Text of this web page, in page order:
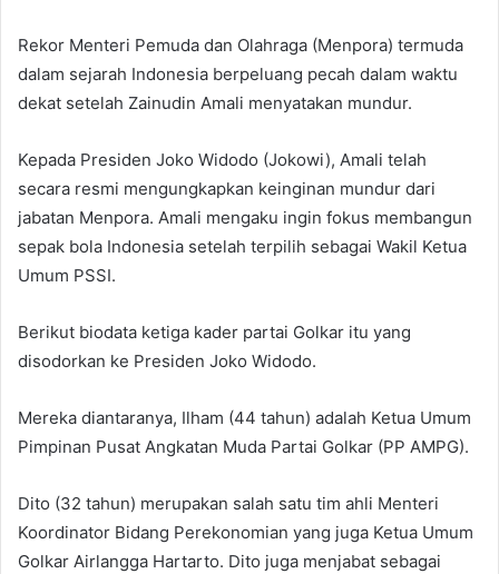
Rekor Menteri Pemuda dan Olahraga (Menpora) termuda
dalam sejarah Indonesia berpeluang pecah dalam waktu
dekat setelah Zainudin Amali menyatakan mundur.
Kepada Presiden Joko Widodo (Jokowi), Amali telah
secara resmi mengungkapkan keinginan mundur dari
jabatan Menpora. Amali mengaku ingin fokus membangun
sepak bola Indonesia setelah terpilih sebagai Wakil Ketua
Umum PSSI.
Berikut biodata ketiga kader partai Golkar itu yang
disodorkan ke Presiden Joko Widodo.
Mereka diantaranya, Ilham (44 tahun) adalah Ketua Umum
Pimpinan Pusat Angkatan Muda Partai Golkar (PP AMPG).
Dito (32 tahun) merupakan salah satu tim ahli Menteri
Koordinator Bidang Perekonomian yang juga Ketua Umum
Golkar Airlangga Hartarto. Dito juga menjabat sebagai